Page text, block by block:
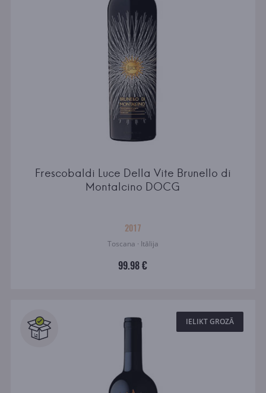
Frescobaldi Luce Della Vite Brunello di
Montalcino DOCG
2017
Toscana · Itālija
99.98 €
IELIKT GROZĀ